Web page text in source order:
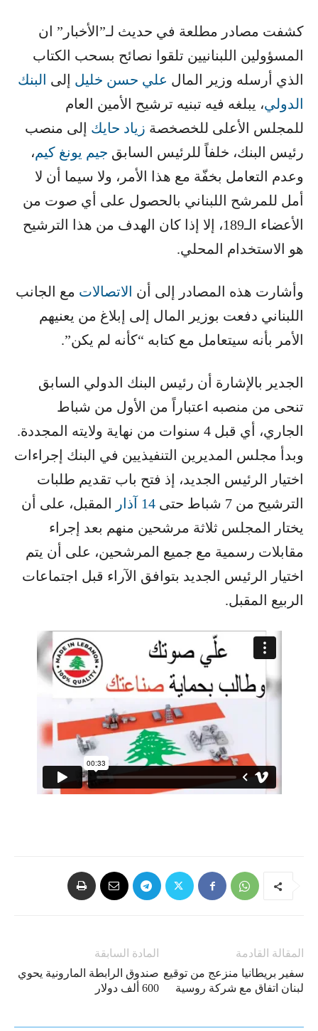
كشفت مصادر مطلعة في حديث لـ”الأخبار” ان
المسؤولين اللبنانيين تلقوا نصائح بسحب الكتاب
الذي أرسله وزير المال ​ علي حسن خليل ​ إلى ​ البنك
الدولي​، يبلغه فيه تبنيه ترشيح الأمين العام
للمجلس الأعلى للخصخصة ​ زياد حايك ​ إلى منصب
رئيس البنك، خلفاً للرئيس السابق ​ جيم يونغ كيم​،
وعدم التعامل بخفّة مع هذا الأمر، ولا سيما أن لا
أمل للمرشح اللبناني بالحصول على أي صوت من
الأعضاء الـ189، إلا إذا كان الهدف من هذا الترشيح
هو الاستخدام المحلي.
وأشارت هذه المصادر إلى أن ​ الاتصالات ​ مع الجانب
اللبناني دفعت بوزير المال إلى إبلاغ من يعنيهم
الأمر بأنه سيتعامل مع كتابه “كأنه لم يكن”.
الجدير بالإشارة أن رئيس البنك الدولي السابق
تنحى من منصبه اعتباراً من الأول من شباط
الجاري، أي قبل 4 سنوات من نهاية ولايته المجددة.
وبدأ مجلس المديرين التنفيذيين في البنك إجراءات
اختيار الرئيس الجديد، إذ فتح باب تقديم طلبات
الترشيح من 7 شباط حتى ​
14 آذار
​ المقبل، على أن
يختار المجلس ثلاثة مرشحين منهم بعد إجراء
مقابلات رسمية مع جميع المرشحين، على أن يتم
اختيار الرئيس الجديد بتوافق الآراء قبل اجتماعات
الربيع المقبل.
المادة السابقة
صندوق الرابطة المارونية يحوي
600 ألف دولار
المقالة القادمة
سفير بريطانيا منزعج من توقيع
لبنان اتفاق مع شركة روسية